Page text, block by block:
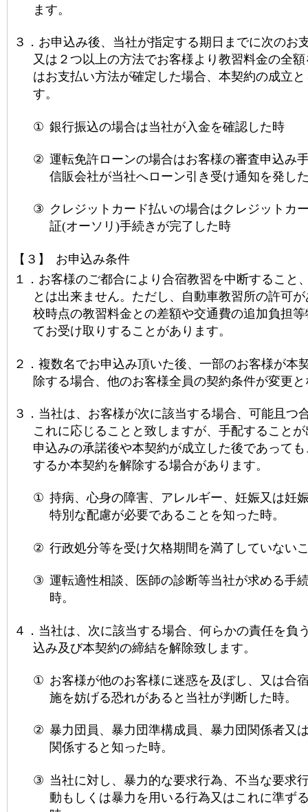
ます。
３． お申込み後、当社が指定する期日までに次のお
又は２つ以上の方法でお客様より教習料金の全
はお支払い方法が確定した場合、本契約の成立
す。
① 銀行振込の場合は当社が入金を確認した時
② 運転免許ローンの場合はお客様の審査申込み
信販会社が当社へローン引き受け通知を発し
③ クレジットカード払いの場合はクレジットカ
証(オーソリ)手続きが完了した時
【３】
お申込み条件
１． お客様のご都合により合宿教習を中断すること
とは出来ません。ただし、自動車教習所の許可
校時点の教習料金との差額や交通費の追加負担
てお受け取りすることがあります。
２．複数名でお申込み頂いた後、一部のお客様が本
除する場合、他のお客様全員の契約条件が変更
３． 当社は、お客様が次に該当する場合、可能且つ
これに応じることと致しますが、手配すること
申込みの承諾後や本契約が成立した後であって
するか本契約を解除する場合があります。
① 持病、心身の障害、アレルギー、妊娠又は妊
特別な配慮が必要であることを知った時。
② 行政処分等を受け欠格期間を満了していない
③ 運転適性相談、医師の診断等当社が求める手
時。
４． 当社は、次に該当する場合、何らかの責任を負
込み及び本契約の締結を解除致します。
① お客様が他のお客様に迷惑を及ぼし、又は合
施を妨げる恐れがあると当社が判断した時。
② 暴力団員、暴力団準構成員、暴力団関係者又
関係すると知った時。
③ 当社に対し、暴力的な要求行為、不当な要求
動もしくは暴力を用いる行為又はこれに準ず